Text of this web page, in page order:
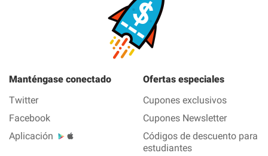
Manténgase conectado
Twitter
Facebook
Aplicación
Ofertas especiales
Cupones exclusivos
Cupones Newsletter
Códigos de descuento para
estudiantes